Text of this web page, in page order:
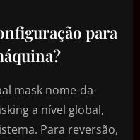
para
mask nome-da-
a nível global,
Para reversão,